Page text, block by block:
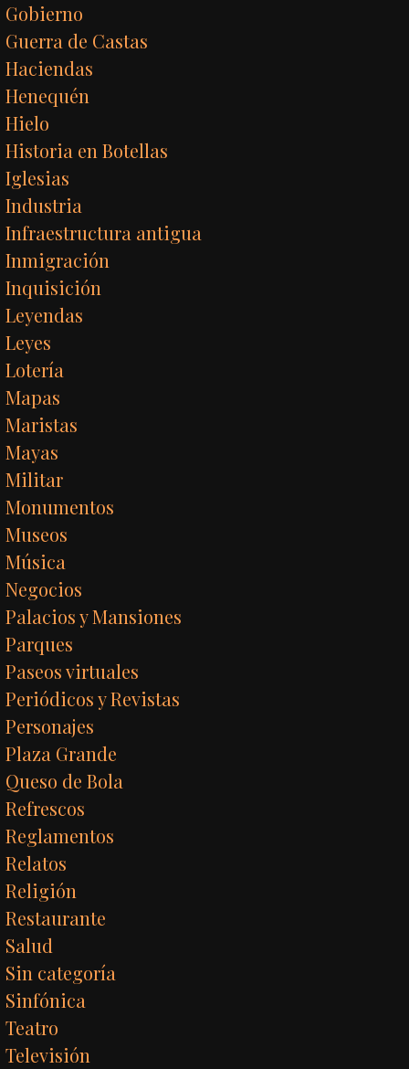
Gobierno
Guerra de Castas
Haciendas
Henequén
Hielo
Historia en Botellas
Iglesias
Industria
Infraestructura antigua
Inmigración
Inquisición
Leyendas
Leyes
Lotería
Mapas
Maristas
Mayas
Militar
Monumentos
Museos
Música
Negocios
Palacios y Mansiones
Parques
Paseos virtuales
Periódicos y Revistas
Personajes
Plaza Grande
Queso de Bola
Refrescos
Reglamentos
Relatos
Religión
Restaurante
Salud
Sin categoría
Sinfónica
Teatro
Televisión